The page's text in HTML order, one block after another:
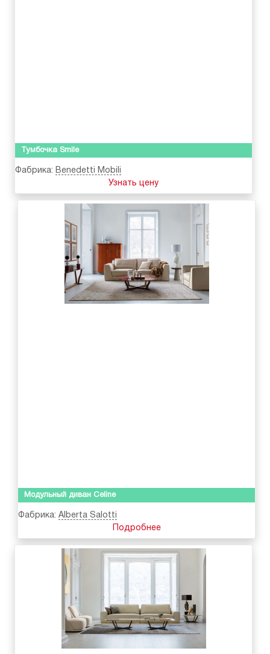
Тумбочка Smile
Фабрика: Benedetti Mobili
Узнать цену
Модульный диван Celine
Фабрика: Alberta Salotti
Подробнее